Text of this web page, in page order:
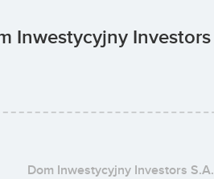
Inwestycyjny Investors
Dom Inwestycyjny Investors S.A.